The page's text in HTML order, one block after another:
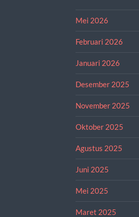
Mei 2026
Februari 2026
Januari 2026
Desember 2025
November 2025
Oktober 2025
Agustus 2025
Juni 2025
Mei 2025
Maret 2025